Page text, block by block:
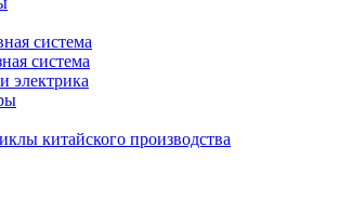
система
система
электрика
китайского производства